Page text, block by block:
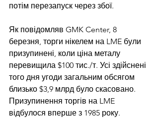
потім перезапуск через збої.
Як повідомляв GMK Center, 8
березня, торги нікелем на LME були
призупинені, коли ціна металу
перевищила $100 тис./т. Усі здійснені
того дня угоди загальним обсягом
близько $3,9 млрд було скасовано.
Призупинення торгів на LME
відбулося вперше з 1985 року.